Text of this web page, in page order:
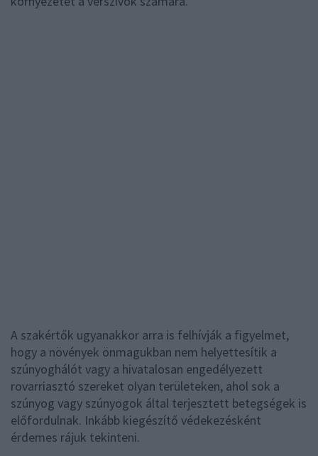
A szakértők ugyanakkor arra is felhívják a figyelmet,
hogy a növények önmagukban nem helyettesítik a
szúnyoghálót vagy a hivatalosan engedélyezett
rovarriasztó szereket olyan területeken, ahol sok a
szúnyog vagy szúnyogok által terjesztett betegségek is
előfordulnak. Inkább kiegészítő védekezésként
érdemes rájuk tekinteni.